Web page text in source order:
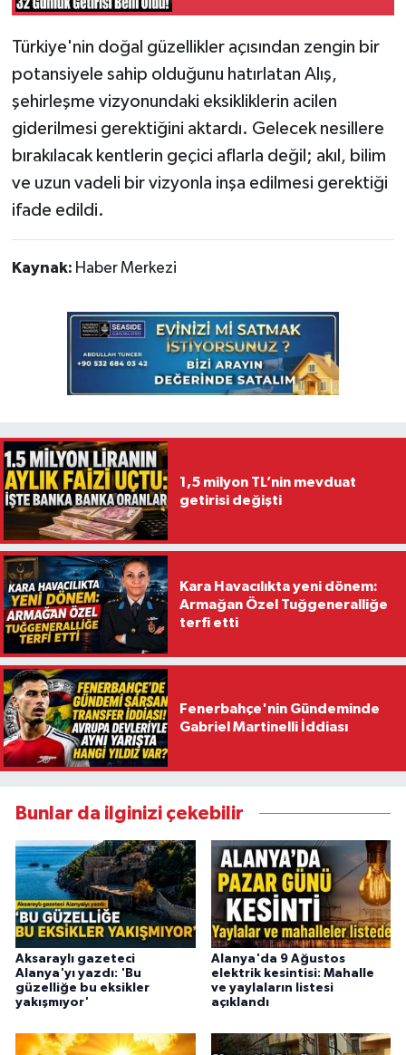
Türkiye'nin doğal güzellikler açısından zengin bir
potansiyele sahip olduğunu hatırlatan Alış,
şehirleşme vizyonundaki eksikliklerin acilen
giderilmesi gerektiğini aktardı. Gelecek nesillere
bırakılacak kentlerin geçici aflarla değil; akıl, bilim
ve uzun vadeli bir vizyonla inşa edilmesi gerektiği
ifade edildi.
Kaynak: Haber Merkezi
1,5 milyon TL’nin mevduat
getirisi değişti
Kara Havacılıkta yeni dönem:
Armağan Özel Tuğgeneralliğe
terfi etti
Fenerbahçe'nin Gündeminde
Gabriel Martinelli İddiası
Bunlar da ilginizi çekebilir
Aksaraylı gazeteci
Alanya'yı yazdı: 'Bu
güzelliğe bu eksikler
yakışmıyor'
Alanya'da 9 Ağustos
elektrik kesintisi: Mahalle
ve yaylaların listesi
açıklandı